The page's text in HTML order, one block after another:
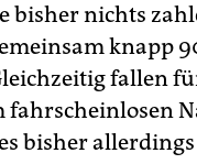
bisher nichts
knapp
fallen
fahrscheinlosen
bisher